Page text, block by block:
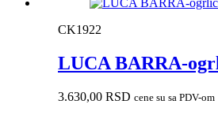
CK1922
LUCA BARRA-
3.630,00 RSD cene su sa PDV-om